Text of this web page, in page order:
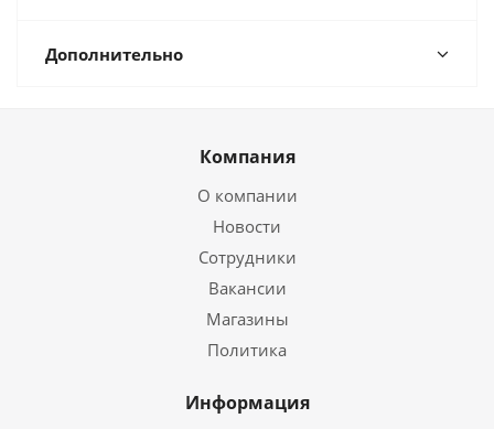
Дополнительно
Компания
О компании
Новости
Сотрудники
Вакансии
Магазины
Политика
Информация